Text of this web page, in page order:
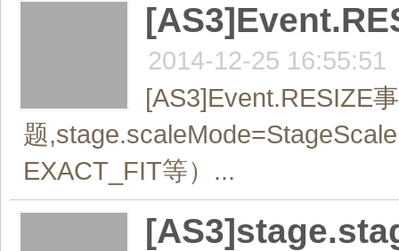
2014-12-25 16:55:51
[AS3]Event.RESIZE
题
EXACT_FIT等）...